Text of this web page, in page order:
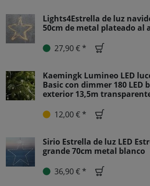
Lights4Estrella de luz
50cm de metal plateado al
27,90 € *
Kaemingk Lumineo LED
Basic con dimmer 180 LED
exterior 13,5m
12,00 € *
Sirio Estrella de luz LED
grande 70cm metal blanco
36,90 € *